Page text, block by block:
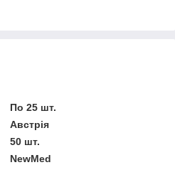
По 25 шт.
Австрія
50 шт.
NewMed